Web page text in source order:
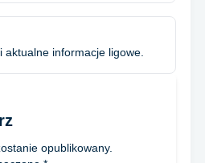
aktualne informacje ligowe.
opublikowany.